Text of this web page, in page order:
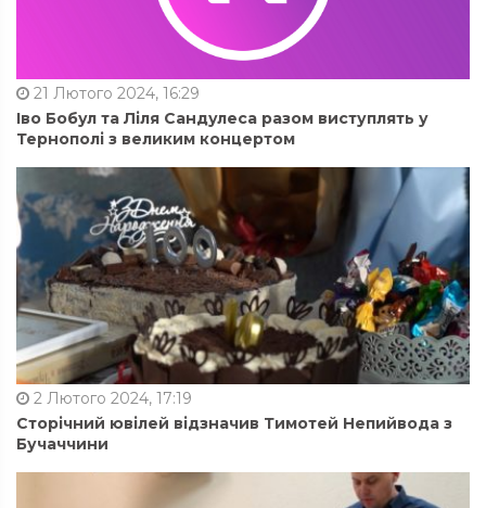
21 Лютого 2024, 16:29
Іво Бобул та Ліля Сандулеса разом виступлять у
Тернополі з великим концертом
2 Лютого 2024, 17:19
Сторічний ювілей відзначив Тимотей Непийвода з
Бучаччини